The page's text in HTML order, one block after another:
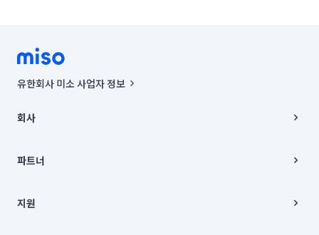
유한회사 미소 사업자 정보
00019 |
주소 | 본사: 서울특별시 종로구 율곡로 6(중학동, 트윈트리빌딩) B동 5층
컨택센터 : 서울특별시 종로구 수송동 율곡로 24, 7층, 8층 미소
상품, 상품정보, 거래에 관한 의무와 책임은 거래당사자에게 있습니다.
언론 보도 관련 문의:
회사
채용
파트너
이사
지원